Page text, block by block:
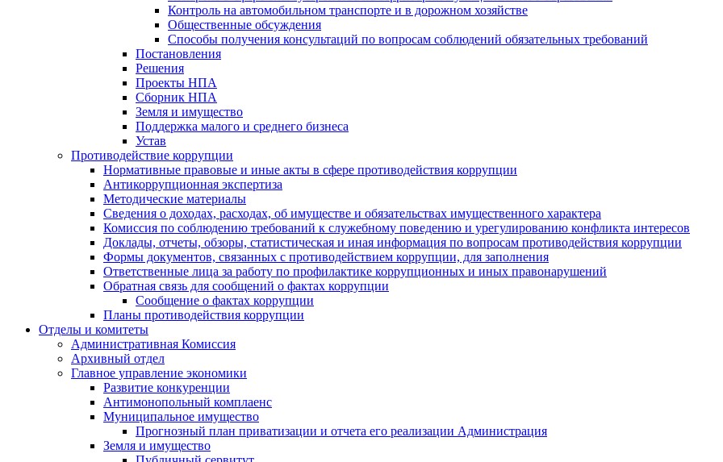
Контроль на автомобильном транспорте и в дорожном хозяйстве
Общественные обсуждения
Способы получения консультаций по вопросам соблюдений обязательных требований
Постановления
Решения
Проекты НПА
Сборник НПА
Земля и имущество
Поддержка малого и среднего бизнеса
Устав
Противодействие коррупции
Нормативные правовые и иные акты в сфере противодействия коррупции
Антикоррупционная экспертиза
Методические материалы
Сведения о доходах, расходах, об имуществе и обязательствах имущественного характера
Комиссия по соблюдению требований к служебному поведению и урегулированию конфликта интересов
Доклады, отчеты, обзоры, статистическая и иная информация по вопросам противодействия коррупции
Формы документов, связанных с противодействием коррупции, для заполнения
Ответственные лица за работу по профилактике коррупционных и иных правонарушений
Обратная связь для сообщений о фактах коррупции
Сообщение о фактах коррупции
Планы противодействия коррупции
Отделы и комитеты
Административная Комиссия
Архивный отдел
Главное управление экономики
Развитие конкуренции
Антимонопольный комплаенс
Муниципальное имущество
Прогнозный план приватизации и отчета его реализации Администрация
Земля и имущество